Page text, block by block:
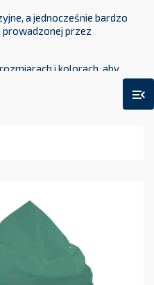
menu_open
a jednocześnie bardzo
przez
i kolorach, aby